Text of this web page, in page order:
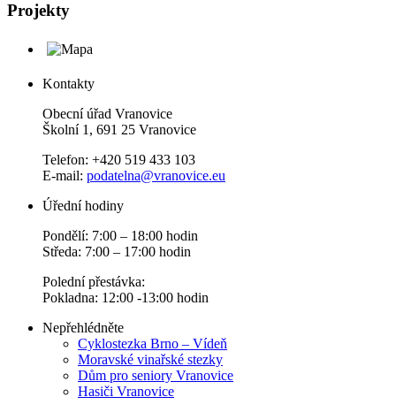
Projekty
Kontakty
Obecní úřad Vranovice
Školní 1, 691 25 Vranovice
Telefon: +420 519 433 103
E-mail: podatelna@vranovice.eu
Úřední hodiny
Pondělí: 7:00 – 18:00 hodin
Středa: 7:00 – 17:00 hodin
Polední přestávka:
Pokladna: 12:00 -13:00 hodin
Nepřehlédněte
Cyklostezka Brno – Vídeň
Moravské vinařské stezky
Dům pro seniory Vranovice
Hasiči Vranovice